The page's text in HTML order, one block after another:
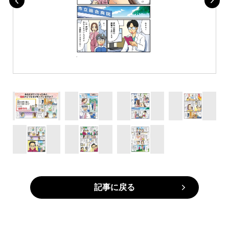
記事に戻る